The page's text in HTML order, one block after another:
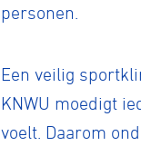
personen.
Een veilig
KNWU moedigt
voelt. Daarom